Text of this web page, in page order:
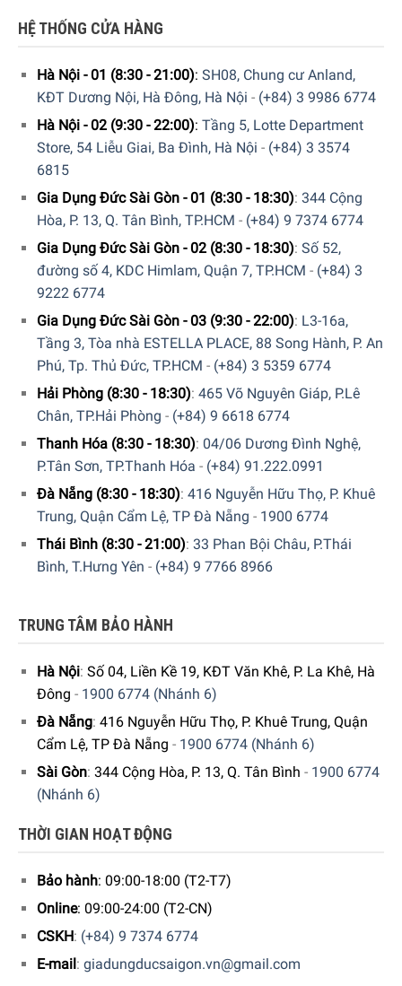
bằng khăn ẩm.
tẩy rửa chính. Bắt đầu chu trình giặt chính (ít nhất 40 °
C) mà không cần giặt trước, không cần chất giặt tẩy và
không đồ giặt.
Hiện tại sản phẩm
Dr.Beckmann “đang được bày bán tạihệ thống showroom
cửa hàng của Gia dụng Đức Sài Gòn
trên toàn quốc. Quý vị
6774để nhận được những tư vấn chi tiết và đặt mua sản
phẩm. Hoặc đặt hàng trực tiếp trên website. Nhân viên
tổng đài của Gia Dụng Đức Sài Gòn sẽ gọi lại để xác nhận
đơn hàng với quý khách.
GIA DỤNG ĐỨC SÀI GÒN CAM KẾT:
Giao hàng nhanh chóng toàn quốc.
Bảo hành bằng thẻ bảo hành chính hãng từ công ty.
Hàng đúng nguồn gốc, chính hãng, nhập khẩu Đức &
EU.
Ngoài ra quý khách còn có thể tham khảo thêm các sản
phẩmDung Dịch Vệ Sinhkhác đang được bán tại các
showroom củaGia Dụng Đức Sài Gòn trên toàn quốc và
các sản phẩm, cũng như hướng dẫn sử dụng các loại thiết
bị Đồ gia dụng. Quý khách có thể tham khảo
5/5 - (2 bình chọn)
HỆ THỐNG CỬA HÀNG
Hà Nội - 01 (8:30 - 21:00): SH08, Chung cư Anland,
KĐT Dương Nội, Hà Đông, Hà Nội - (+84) 3 9986 6774
Hà Nội - 02 (9:30 - 22:00): Tầng 5, Lotte Department
Store, 54 Liễu Giai, Ba Đình, Hà Nội - (+84) 3 3574
6815
Gia Dụng Đức Sài Gòn - 01 (8:30 - 18:30): 344 Cộng
Hòa, P. 13, Q. Tân Bình, TP.HCM - (+84) 9 7374 6774
Gia Dụng Đức Sài Gòn - 02 (8:30 - 18:30): Số 52,
đường số 4, KDC Himlam, Quận 7, TP.HCM - (+84) 3
9222 6774
Gia Dụng Đức Sài Gòn - 03 (9:30 - 22:00): L3-16a,
Tầng 3, Tòa nhà ESTELLA PLACE, 88 Song Hành, P. An
Phú, Tp. Thủ Đức, TP.HCM - (+84) 3 5359 6774
Hải Phòng (8:30 - 18:30): 465 Võ Nguyên Giáp, P.Lê
Chân, TP.Hải Phòng - (+84) 9 6618 6774
Thanh Hóa (8:30 - 18:30): 04/06 Dương Đình Nghệ,
P.Tân Sơn, TP.Thanh Hóa - (+84) 91.222.0991
Đà Nẵng (8:30 - 18:30): 416 Nguyễn Hữu Thọ, P. Khuê
Trung, Quận Cẩm Lệ, TP Đà Nẵng - 1900 6774
Thái Bình (8:30 - 21:00): 33 Phan Bội Châu, P.Thái
Bình, T.Hưng Yên - (+84) 9 7766 8966
TRUNG TÂM BẢO HÀNH
Hà Nội: Số 04, Liền Kề 19, KĐT Văn Khê, P. La Khê, Hà
Đông - 1900 6774 (Nhánh 6)
Đà Nẵng: 416 Nguyễn Hữu Thọ, P. Khuê Trung, Quận
Cẩm Lệ, TP Đà Nẵng - 1900 6774 (Nhánh 6)
Sài Gòn: 344 Cộng Hòa, P. 13, Q. Tân Bình - 1900 6774
(Nhánh 6)
THỜI GIAN HOẠT ĐỘNG
Bảo hành: 09:00-18:00 (T2-T7)
Online: 09:00-24:00 (T2-CN)
CSKH: (+84) 9 7374 6774
E-mail : giadungducsaigon.vn@gmail.com